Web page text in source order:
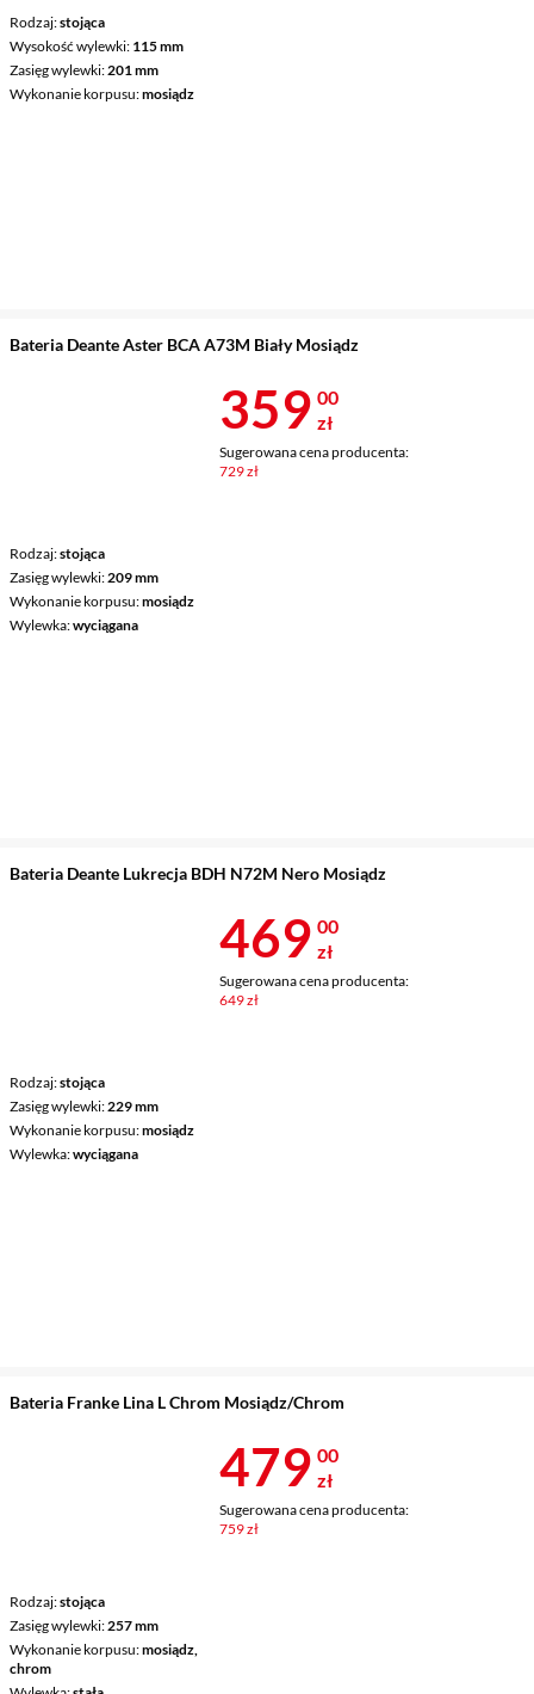
Rodzaj stojąca
Wysokość wylewki 115 mm
Zasięg wylewki 201 mm
Wykonanie korpusu mosiądz
Bateria Deante Aster BCA A73M Biały Mosiądz
Rodzaj stojąca
Zasięg wylewki 209 mm
Wykonanie korpusu mosiądz
Wylewka wyciągana
Cena 359 zł
359 00
zł
Sugerowana cena producenta:
729 zł
Bateria Deante Lukrecja BDH N72M Nero Mosiądz
Rodzaj stojąca
Zasięg wylewki 229 mm
Wykonanie korpusu mosiądz
Wylewka wyciągana
Cena 469 zł
469 00
zł
Sugerowana cena producenta:
649 zł
Bateria Franke Lina L Chrom Mosiądz/Chrom
Rodzaj stojąca
Zasięg wylewki 257 mm
Wykonanie korpusu mosiądz,
chrom
Cena 479 zł
479 00
zł
Sugerowana cena producenta:
759 zł